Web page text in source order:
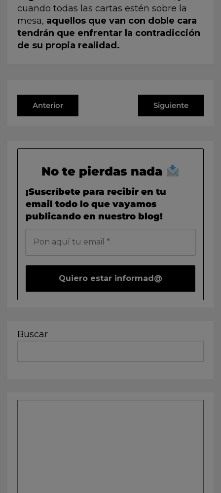
cuando todas las cartas estén sobre la
mesa, aquellos que van con doble cara
tendrán que enfrentar la contradicción
de su propia realidad.
Anterior Siguiente
No te pierdas nada
¡Suscríbete para recibir en tu
email todo lo que vayamos
publicando en nuestro blog!
Buscar